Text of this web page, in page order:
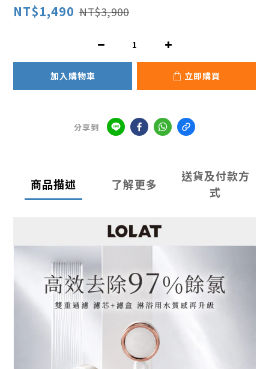
NT$1,490 NT$3,900
加入購物車 立即購買
分享到
商品描述 了解更多
送貨及付款方
式